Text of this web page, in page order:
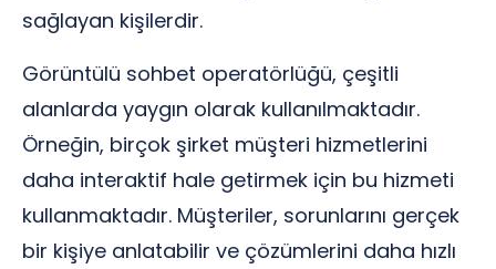
sağlayan kişilerdir.
Görüntülü sohbet operatörlüğü, çeşitli
alanlarda yaygın olarak kullanılmaktadır.
Örneğin, birçok şirket müşteri hizmetlerini
daha interaktif hale getirmek için bu hizmeti
kullanmaktadır. Müşteriler, sorunlarını gerçek
bir kişiye anlatabilir ve çözümlerini daha hızlı